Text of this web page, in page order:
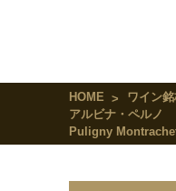
HOME ワイン
アルビナ・ペルノ
Puligny